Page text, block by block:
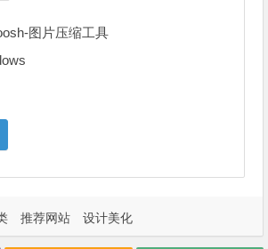
图片压缩工具
推荐网站 设计美化